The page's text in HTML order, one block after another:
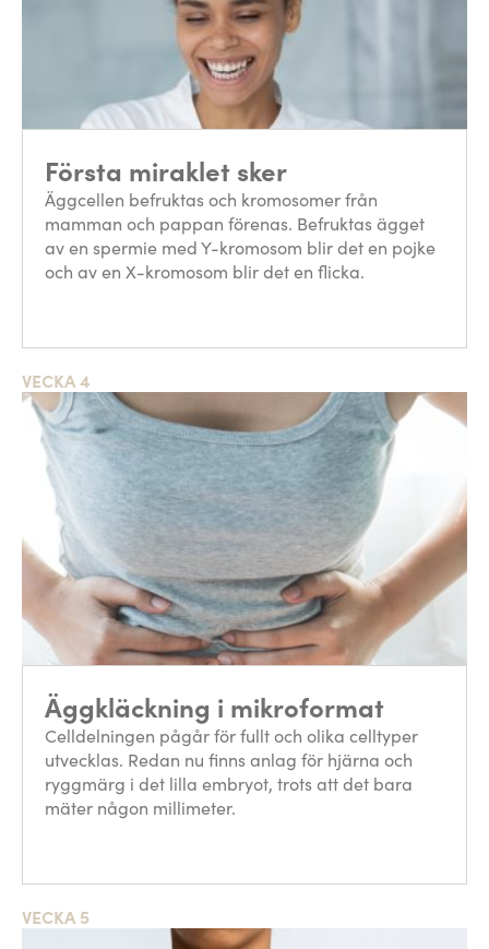
Första miraklet sker
Äggcellen befruktas och kromosomer från
mamman och pappan förenas. Befruktas ägget
av en spermie med Y-kromosom blir det en pojke
och av en X-kromosom blir det en flicka.
VECKA 4
Äggkläckning i mikroformat
Celldelningen pågår för fullt och olika celltyper
utvecklas. Redan nu finns anlag för hjärna och
ryggmärg i det lilla embryot, trots att det bara
mäter någon millimeter.
VECKA 5